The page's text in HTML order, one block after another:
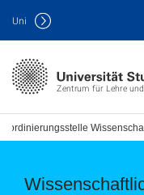
Zentrum für Lehre
Uni